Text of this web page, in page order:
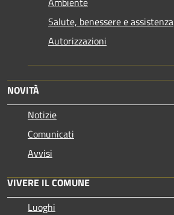
Salute, benessere e assistenza
Autorizzazioni
NOVITÀ
Notizie
Comunicati
Avvisi
VIVERE IL COMUNE
Luoghi